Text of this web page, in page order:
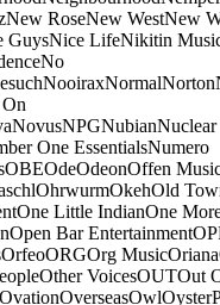
New RoseNew WestNew
GuysNice LifeNikitin
No
NooiraxNormalNorton
NovusNPGNubian
One EssentialsNumero
OBEOdeOdeonOffen
OhrwurmOkehOld
One Little IndianOne
Open Bar Entertainment
OrfeoORGOrg MusicOriana
Other VoicesOUTOut
OvationOverseasOwlOyster